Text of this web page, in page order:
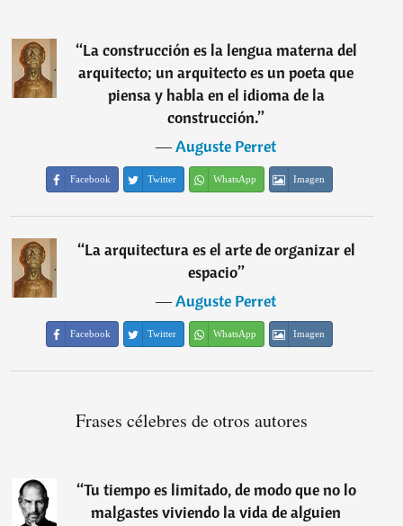
“La construcción es la lengua materna del
arquitecto; un arquitecto es un poeta que
piensa y habla en el idioma de la
construcción.”
―Auguste Perret
Facebook Twitter WhatsApp Imagen
“La arquitectura es el arte de organizar el
espacio”
―Auguste Perret
Facebook Twitter WhatsApp Imagen
Frases célebres de otros autores
“Tu tiempo es limitado, de modo que no lo
malgastes viviendo la vida de alguien